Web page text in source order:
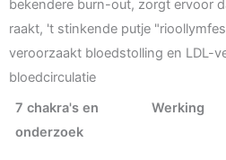
bekendere burn-out, zorgt ervoor
raakt, 't stinkende putje
veroorzaakt bloedstolling en LDL-
bloedcirculatie
7 chakra's en
onderzoek
Werking